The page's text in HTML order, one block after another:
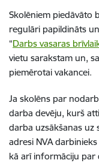
Skolēniem piedāvāto
regulāri papildināts
“Darbs vasaras
vietu sarakstam un,
piemērotai vakancei.
Ja skolēns par
darba devēju, kurš
darba uzsākšanas uz
adresi NVA
kā arī informāciju par